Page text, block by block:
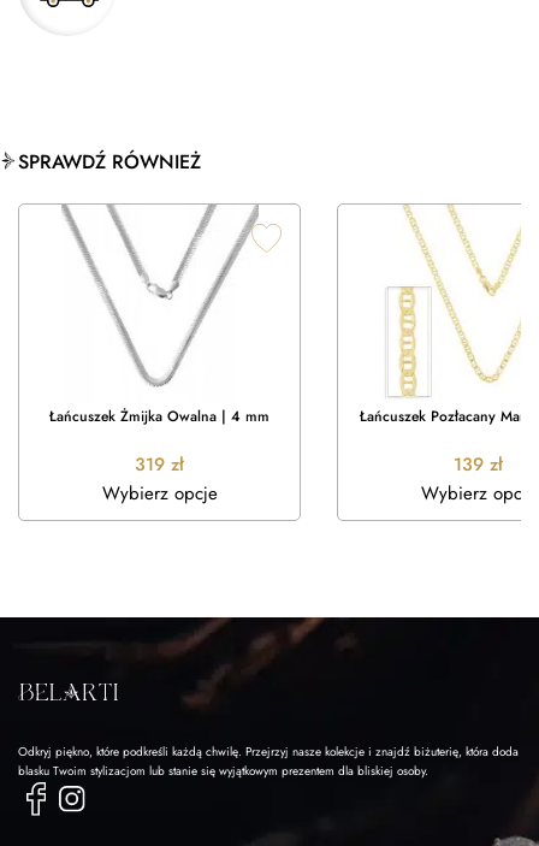
SPRAWDŹ RÓWNIEŻ
Łańcuszek Żmijka Owalna | 4 mm
319 zł
Wybierz opcje
Łańcuszek Pozłacany
139 zł
Wybierz opcje
Odkryj piękno, które podkreśli każdą chwilę. Przejrzyj nasze kolekcje i znajdź biżuterię, która doda
blasku Twoim stylizacjom lub stanie się wyjątkowym prezentem dla bliskiej osoby.